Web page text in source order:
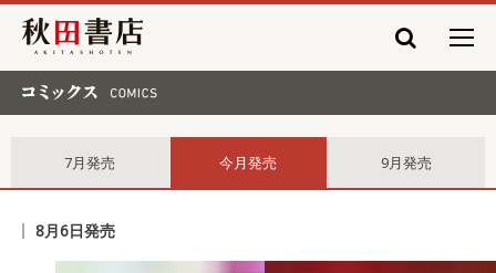
秋田書店
7月発売 今月発売 9月発売
8月6日発売